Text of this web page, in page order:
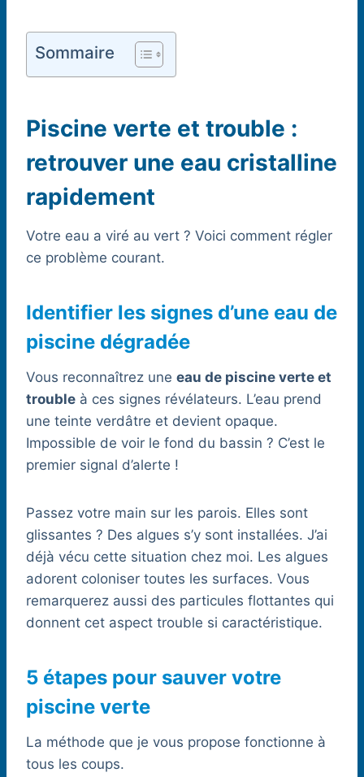
Sommaire
Piscine verte et trouble :
retrouver une eau cristalline
rapidement
Votre eau a viré au vert ? Voici comment régler
ce problème courant.
Identifier les signes d’une eau de
piscine dégradée
Vous reconnaîtrez une eau de piscine verte et
trouble à ces signes révélateurs. L’eau prend
une teinte verdâtre et devient opaque.
Impossible de voir le fond du bassin ? C’est le
premier signal d’alerte !
Passez votre main sur les parois. Elles sont
glissantes ? Des algues s’y sont installées. J’ai
déjà vécu cette situation chez moi. Les algues
adorent coloniser toutes les surfaces. Vous
remarquerez aussi des particules flottantes qui
donnent cet aspect trouble si caractéristique.
5 étapes pour sauver votre
piscine verte
La méthode que je vous propose fonctionne à
tous les coups.